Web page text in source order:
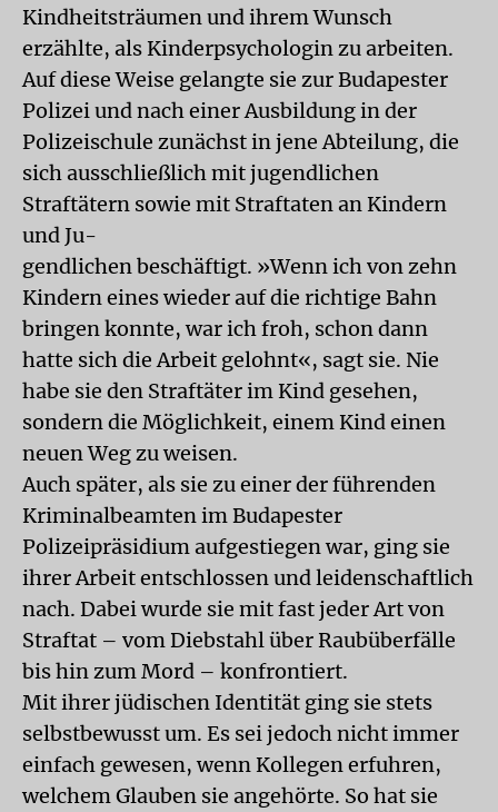
Kindheitsträumen und ihrem Wunsch
erzählte, als Kinderpsychologin zu arbeiten.
Auf diese Weise gelangte sie zur Budapester
Polizei und nach einer Ausbildung in der
Polizeischule zunächst in jene Abteilung, die
sich ausschließlich mit jugendlichen
Straftätern sowie mit Straftaten an Kindern
und Ju-
gendlichen beschäftigt. »Wenn ich von zehn
Kindern eines wieder auf die richtige Bahn
bringen konnte, war ich froh, schon dann
hatte sich die Arbeit gelohnt«, sagt sie. Nie
habe sie den Straftäter im Kind gesehen,
sondern die Möglichkeit, einem Kind einen
neuen Weg zu weisen.
Auch später, als sie zu einer der führenden
Kriminalbeamten im Budapester
Polizeipräsidium aufgestiegen war, ging sie
ihrer Arbeit entschlossen und leidenschaftlich
nach. Dabei wurde sie mit fast jeder Art von
Straftat – vom Diebstahl über Raubüberfälle
bis hin zum Mord – konfrontiert.
Mit ihrer jüdischen Identität ging sie stets
selbstbewusst um. Es sei jedoch nicht immer
einfach gewesen, wenn Kollegen erfuhren,
welchem Glauben sie angehörte. So hat sie